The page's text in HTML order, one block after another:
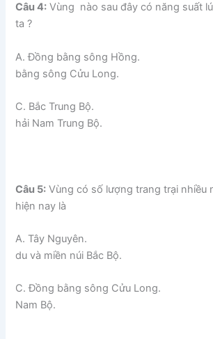
Câu 4: Vùng nào sau đây có năng suất
ta ?
A. Đồng bằng sông
bằng sông Cửu Long.
C. Bắc Trung Bộ.
hải Nam Trung Bộ.
Câu 5: Vùng có số lượng trang trại nhiều
hiện nay là
A. Tây Nguyên.
du và miền núi Bắc Bộ.
C. Đồng bằng sông Cửu
Nam Bộ.